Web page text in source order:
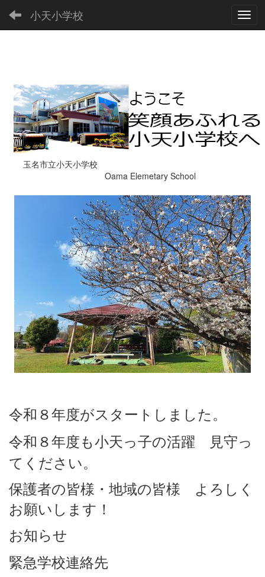
小天小学校
玉名市立小天小学校
Oama Elemetary School
令和８年度がスタートしました。
令和８年度も小天っ子の活躍
見守っ
てください。
保護者の皆様・地域の皆様 よろしく
お願いします！
お知らせ
緊急学校連絡先